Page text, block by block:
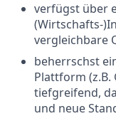
verfügst über
(Wirtschafts-
vergleichbare
beherrschst
Plattform (z.B.
tiefgreifend,
und neue